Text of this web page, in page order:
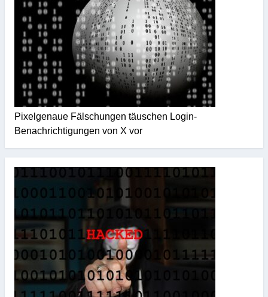
Pixelgenaue Fälschungen täuschen Login-
Benachrichtigungen von X vor